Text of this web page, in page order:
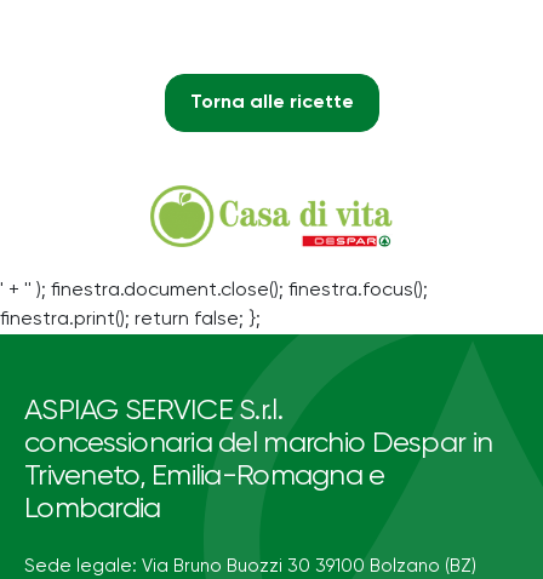
Torna alle ricette
' + '' ); finestra.document.close(); finestra.focus();
finestra.print(); return false; };
ASPIAG SERVICE S.r.l.
concessionaria del marchio Despar in
Triveneto, Emilia-Romagna e
Lombardia
Sede legale: Via Bruno Buozzi 30 39100 Bolzano (BZ)